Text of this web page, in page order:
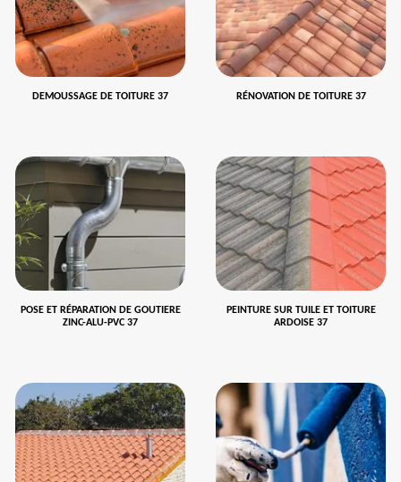
DEMOUSSAGE DE TOITURE 37 RÉNOVATION DE TOITURE 37
POSE ET RÉPARATION DE GOUTIERE
ZINC-ALU-PVC 37
PEINTURE SUR TUILE ET TOITURE
ARDOISE 37